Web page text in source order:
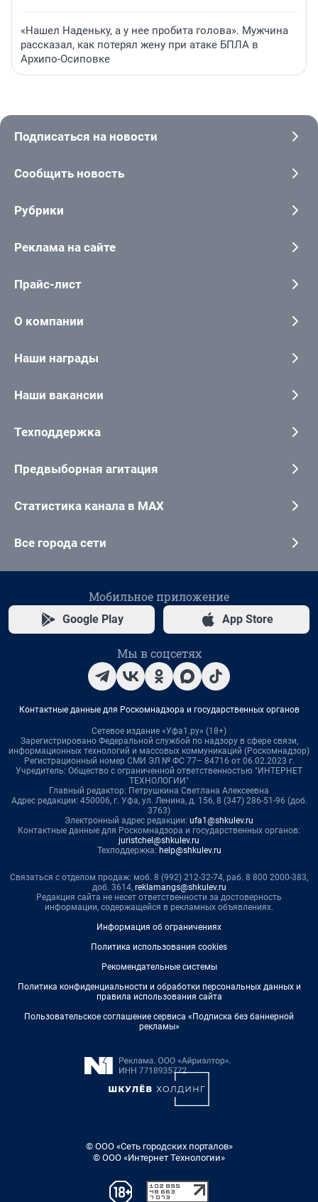
«Нашел Наденьку, а у нее пробита голова». Мужчина
рассказал, как потерял жену при атаке БПЛА в
Архипо-Осиповке
Подписаться на новости
Сообщить новость
Рубрики
Реклама на сайте
Прайс-лист
О компании
Наши награды
Наши вакансии
Техподдержка
Предвыборная агитация
Статистика канала в MAX
Все города сети
Мобильное приложение
Google Play App Store
Мы в соцсетях
Контактные данные для Роскомнадзора и государственных органов
Сетевое издание «Уфа1.ру» (18+)
Зарегистрировано Федеральной службой по надзору в сфере связи,
информационных технологий и массовых коммуникаций (Роскомнадзор)
Регистрационный номер СМИ ЭЛ № ФС 77– 84716 от 06.02.2023 г.
Учредитель: Общество с ограниченной ответственностью "ИНТЕРНЕТ
ТЕХНОЛОГИИ"
Главный редактор: Петрушкина Светлана Алексеевна
Адрес редакции: 450006, г. Уфа, ул. Ленина, д. 156, 8 (347) 286-51-96 (доб.
3763)
Электронный адрес редакции: ufa1@shkulev.ru
Контактные данные для Роскомнадзора и государственных органов:
juristchel@shkulev.ru
Техподдержка: help@shkulev.ru
Связаться с отделом продаж: моб. 8 (992) 212-32-74, раб. 8 800 2000-383,
доб. 3614, reklamangs@shkulev.ru
Редакция сайта не несет ответственности за достоверность
информации, содержащейся в рекламных объявлениях.
Информация об ограничениях
Политика использования cookies
Рекомендательные системы
Политика конфиденциальности и обработки персональных данных и
правила использования сайта
Пользовательское соглашение сервиса «Подписка без баннерной
рекламы»
© ООО «Сеть городских порталов»
© ООО «Интернет Технологии»